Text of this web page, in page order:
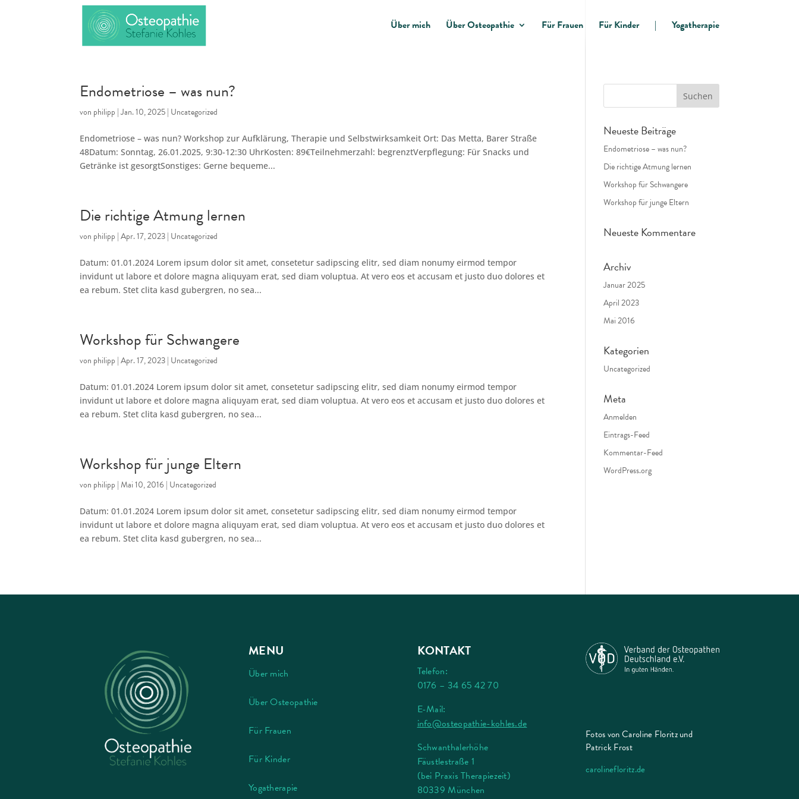
Über mich Über Osteopathie Für Frauen Für Kinder | Yogatherapie
Endometriose – was nun?
von philipp |Jan. 10, 2025| Uncategorized
Endometriose – was nun? Workshop zur Aufklärung, Therapie und Selbstwirksamkeit Ort: Das Metta, Barer Straße
48Datum: Sonntag, 26.01.2025, 9:30-12:30 UhrKosten: 89€Teilnehmerzahl: begrenztVerpflegung: Für Snacks und
Getränke ist gesorgtSonstiges: Gerne bequeme...
Die richtige Atmung lernen
von philipp |Apr. 17, 2023| Uncategorized
Datum: 01.01.2024 Lorem ipsum dolor sit amet, consetetur sadipscing elitr, sed diam nonumy eirmod tempor
invidunt ut labore et dolore magna aliquyam erat, sed diam voluptua. At vero eos et accusam et justo duo dolores et
ea rebum. Stet clita kasd gubergren, no sea...
Workshop für Schwangere
von philipp |Apr. 17, 2023| Uncategorized
Datum: 01.01.2024 Lorem ipsum dolor sit amet, consetetur sadipscing elitr, sed diam nonumy eirmod tempor
invidunt ut labore et dolore magna aliquyam erat, sed diam voluptua. At vero eos et accusam et justo duo dolores et
ea rebum. Stet clita kasd gubergren, no sea...
Workshop für junge Eltern
von philipp |Mai 10, 2016 | Uncategorized
Datum: 01.01.2024 Lorem ipsum dolor sit amet, consetetur sadipscing elitr, sed diam nonumy eirmod tempor
invidunt ut labore et dolore magna aliquyam erat, sed diam voluptua. At vero eos et accusam et justo duo dolores et
ea rebum. Stet clita kasd gubergren, no sea...
Neueste Beiträge
Endometriose – was nun?
Die richtige Atmung lernen
Workshop für Schwangere
Workshop für junge Eltern
Neueste Kommentare
Archiv
Januar 2025
April 2023
Mai 2016
Kategorien
Uncategorized
Meta
Anmelden
Eintrags-Feed
Kommentar-Feed
WordPress.org
MENU
Über mich
Über Osteopathie
Für Frauen
Für Kinder
Yogatherapie
KONTAKT
Telefon:
0176 – 34 65 42 70
E-Mail:
info@osteopathie-kohles.de
Schwanthalerhöhe
Fäustlestraße 1
(bei Praxis Therapiezeit)
80339 München
Fotos von Caroline Floritz und
Patrick Frost
carolinefloritz.de